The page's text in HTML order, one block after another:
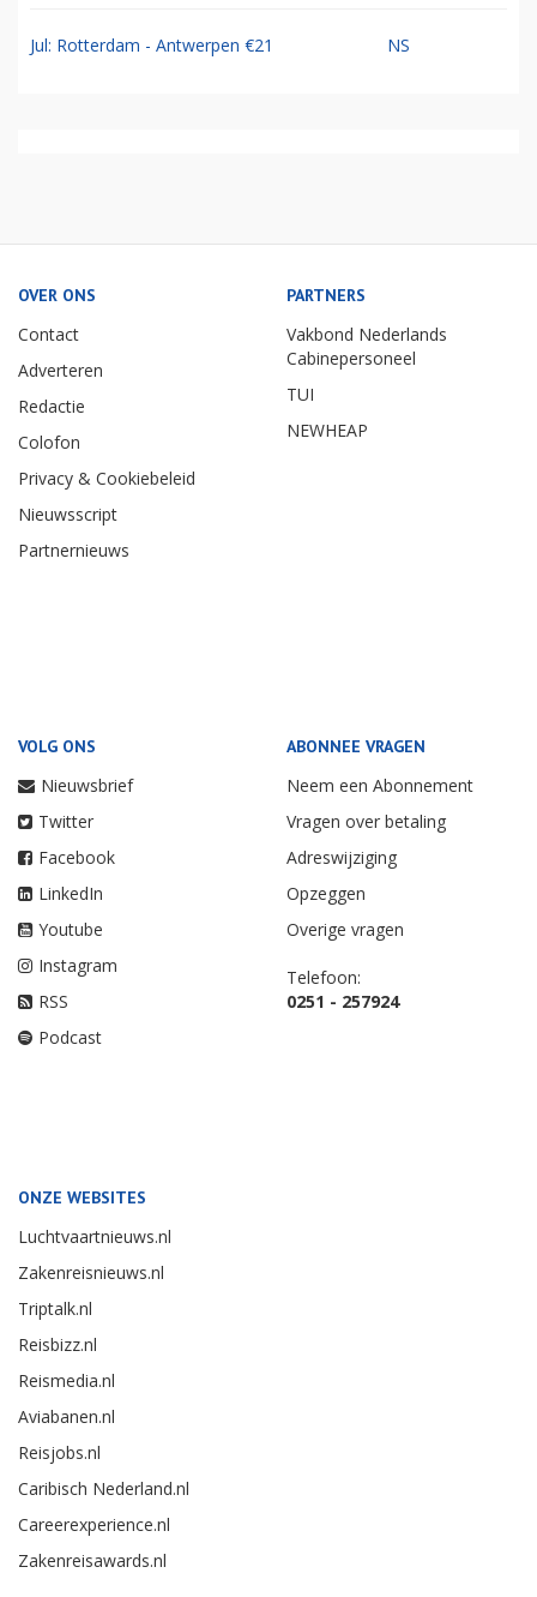
Jul: Rotterdam - Antwerpen €21 NS
OVER ONS
Contact
Adverteren
Redactie
Colofon
Privacy & Cookiebeleid
Nieuwsscript
Partnernieuws
PARTNERS
Vakbond Nederlands
Cabinepersoneel
TUI
NEWHEAP
VOLG ONS
Nieuwsbrief
Twitter
Facebook
LinkedIn
Youtube
Instagram
RSS
Podcast
ABONNEE VRAGEN
Neem een Abonnement
Vragen over betaling
Adreswijziging
Opzeggen
Overige vragen
Telefoon:
0251 - 257924
ONZE WEBSITES
Luchtvaartnieuws.nl
Zakenreisnieuws.nl
Triptalk.nl
Reisbizz.nl
Reismedia.nl
Aviabanen.nl
Reisjobs.nl
Caribisch Nederland.nl
Careerexperience.nl
Zakenreisawards.nl